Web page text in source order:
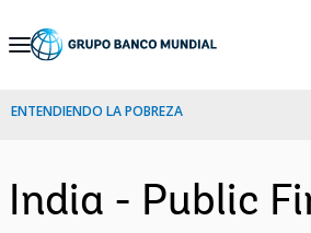
Skip
Navigation
ENTENDIENDO LA POBREZA
India - Public